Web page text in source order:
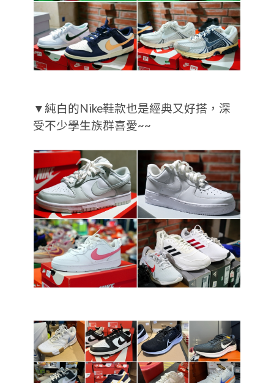
▼純白的Nike鞋款也是經典又好搭，深
受不少學生族群喜愛~~